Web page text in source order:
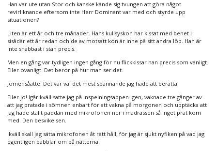
Han var ute utan Stor och kanske kände sig tvungen att göra något
revirliknande eftersom inte Herr Dominant var med och styrde upp
situationen?
Liten är ett år och tre månader. Hans kullsyskon har kissat med benet i
sisådär ett år redan och de av motsatt kön är inne på sitt andra löp. Han är
inte snabbast i stan precis.
Men en gång var tydligen ingen gång för nu flickkissar han precis som vanligt.
Eller ovanligt. Det beror på hur man ser det.
Jomensåatte. Det var väl det mest spännande jag hade att berätta.
Eller jo! Igår kväll satte jag på inspelningsappen igen, vaknade tre gånger av
att jag pratade i sömnen enbart för att vakna på morgonen och upptäcka att
jag hade ställt paddan med mikrofonen ner i madrassen så inget prat kom
med. Den besvikelsen.
Ikväll skall jag sätta mikrofonen åt rätt håll, för jag är sjukt nyfiken på vad jag
egentligen babblar om på nätterna.